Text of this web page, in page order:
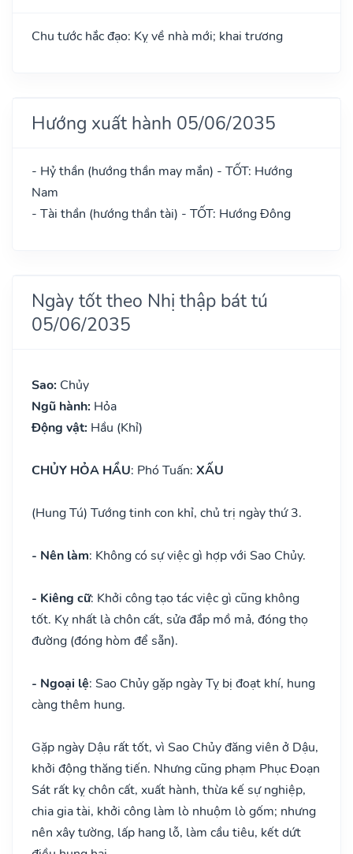
Chu tước hắc đạo: Kỵ về nhà mới; khai trương
Hướng xuất hành 05/06/2035
- Hỷ thần (hướng thần may mắn) - TỐT: Hướng
Nam
- Tài thần (hướng thần tài) - TỐT: Hướng Đông
Ngày tốt theo Nhị thập bát tú
05/06/2035
Sao: Chủy
Ngũ hành: Hỏa
Động vật: Hầu (Khỉ)
CHỦY HỎA HẦU: Phó Tuấn: XẤU
(Hung Tú) Tướng tinh con khỉ, chủ trị ngày thứ 3.
- Nên làm: Không có sự việc gì hợp với Sao Chủy.
- Kiêng cữ: Khởi công tạo tác việc gì cũng không
tốt. Kỵ nhất là chôn cất, sửa đắp mồ mả, đóng thọ
đường (đóng hòm để sẵn).
- Ngoại lệ: Sao Chủy gặp ngày Tỵ bị đoạt khí, hung
càng thêm hung.
Gặp ngày Dậu rất tốt, vì Sao Chủy đăng viên ở Dậu,
khởi động thăng tiến. Nhưng cũng phạm Phục Đoạn
Sát rất kỵ chôn cất, xuất hành, thừa kế sự nghiệp,
chia gia tài, khởi công làm lò nhuộm lò gốm; nhưng
nên xây tường, lấp hang lỗ, làm cầu tiêu, kết dứt